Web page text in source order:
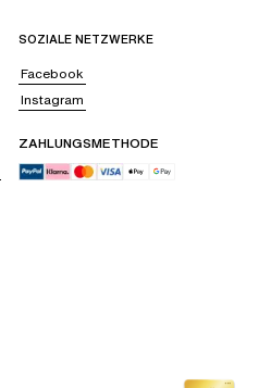
SOZIALE NETZWERKE
Facebook
Instagram
ZAHLUNGSMETHODE